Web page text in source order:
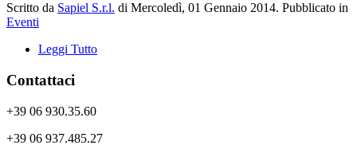
Scritto da Sapiel S.r.l. di Mercoledì, 01 Gennaio 2014. Pubblicato in
Eventi
Leggi Tutto
Contattaci
+39 06 930.35.60
+39 06 937.485.27